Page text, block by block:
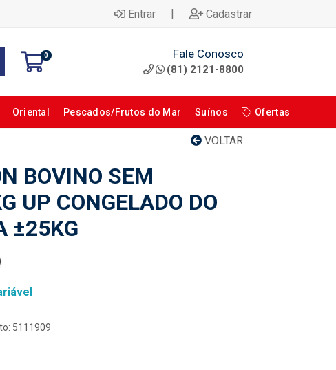
Entrar | Cadastrar
0 Fale Conosco
(81) 2121-8800
Oriental Pescados/Frutos do Mar Suínos Ofertas
VOLTAR
BOVINO SEM
UP CONGELADO DO
±25KG
5111909